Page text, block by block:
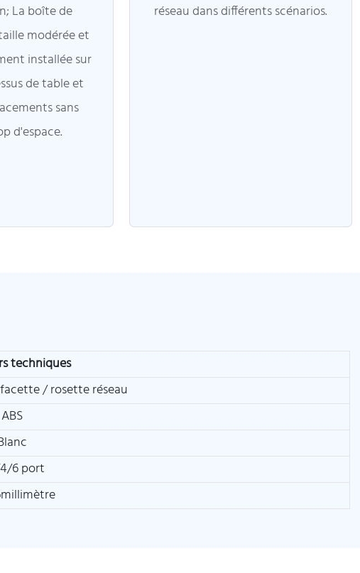
La boîte de
modérée et
installée sur
de table et
sans
d'espace.
réseau dans différents scénarios.
techniques
/ rosette réseau
ABS
6 port